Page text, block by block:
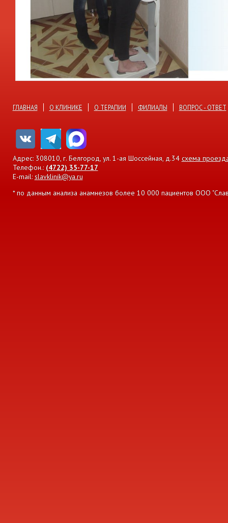
ГЛАВНАЯ О КЛИНИКЕ О ТЕРАПИИ ФИЛИАЛЫ ВОПРОС - ОТВЕТ
Адрес: 308010, г. Белгород, ул. 1-ая Шоссейная, д.34 схема
Телефон.: (4722) 35-77-17
E-mail: slavklinik@ya.ru
* по данным анализа анамнезов более 10 000 пациентов ООО